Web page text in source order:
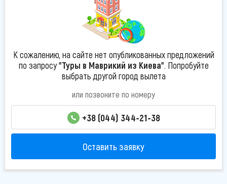
К сожалению, на сайте нет опубликованных предложений
по запросу"Туры в Маврикий из Киева". Попробуйте
выбрать другой город вылета
или позвоните по номеру
+38 (044) 344-21-38
Оставить заявку